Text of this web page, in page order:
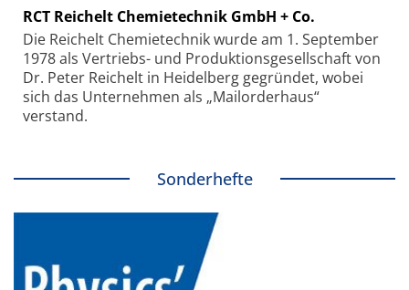
RCT Reichelt Chemietechnik GmbH + Co.
Die Reichelt Chemietechnik wurde am 1. September
1978 als Vertriebs- und Produktionsgesellschaft von
Dr. Peter Reichelt in Heidelberg gegründet, wobei
sich das Unternehmen als „Mailorderhaus“
verstand.
Sonderhefte